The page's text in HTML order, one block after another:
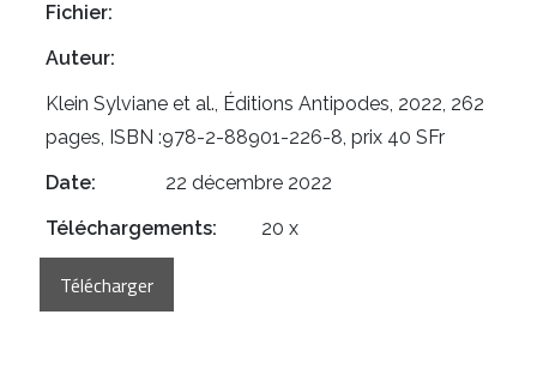
Fichier:
Auteur:
Klein Sylviane et al., Éditions Antipodes, 2022, 262
pages, ISBN :978-2-88901-226-8, prix 40 SFr
Date:
22 décembre 2022
Téléchargements:
20 x